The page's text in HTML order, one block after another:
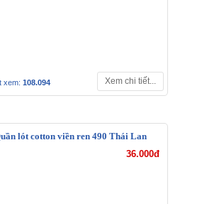
xem: 108.094 Xem chi tiết...
lót cotton viền ren 490 Thái Lan
36.000đ